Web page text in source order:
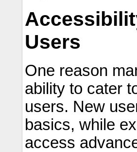
Users
One reason
ability to cater
users. New
basics, while
access